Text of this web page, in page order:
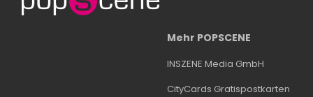
Mehr POPSCENE
INSZENE Media GmbH
CityCards Gratispostkarten